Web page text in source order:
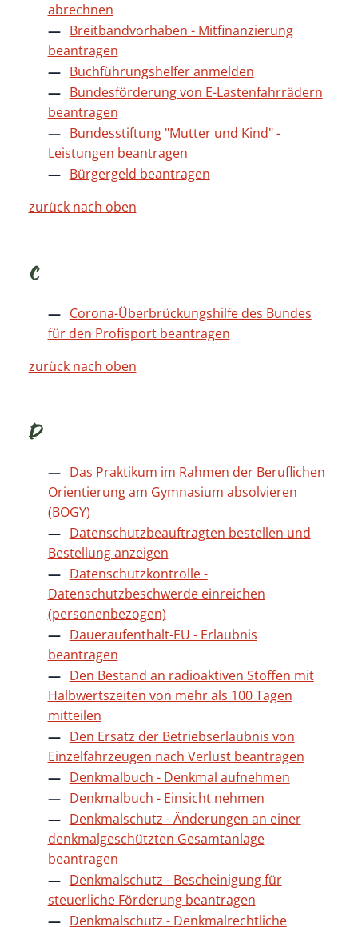
abrechnen
Breitbandvorhaben - Mitfinanzierung
beantragen
Buchführungshelfer anmelden
Bundesförderung von E-Lastenfahrrädern
beantragen
Bundesstiftung "Mutter und Kind" -
Leistungen beantragen
Bürgergeld beantragen
zurück nach oben
C
Corona-Überbrückungshilfe des Bundes
für den Profisport beantragen
zurück nach oben
D
Das Praktikum im Rahmen der Beruflichen
Orientierung am Gymnasium absolvieren
(BOGY)
Datenschutzbeauftragten bestellen und
Bestellung anzeigen
Datenschutzkontrolle -
Datenschutzbeschwerde einreichen
(personenbezogen)
Daueraufenthalt-EU - Erlaubnis
beantragen
Den Bestand an radioaktiven Stoffen mit
Halbwertszeiten von mehr als 100 Tagen
mitteilen
Den Ersatz der Betriebserlaubnis von
Einzelfahrzeugen nach Verlust beantragen
Denkmalbuch - Denkmal aufnehmen
Denkmalbuch - Einsicht nehmen
Denkmalschutz - Änderungen an einer
denkmalgeschützten Gesamtanlage
beantragen
Denkmalschutz - Bescheinigung für
steuerliche Förderung beantragen
Denkmalschutz - Denkmalrechtliche